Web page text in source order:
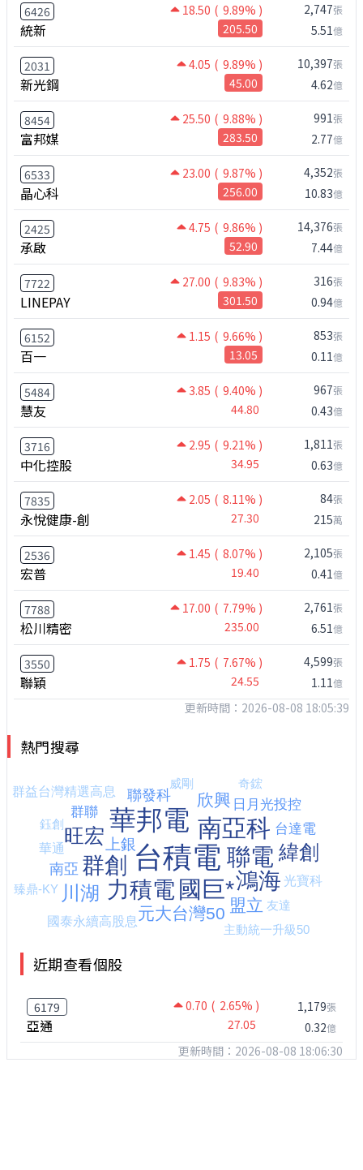
6426 18.50 ( 9.89% )
統新 205.50
2,747張
5.51億
2031 4.05 ( 9.89% )
新光鋼 45.00
10,397張
4.62億
8454 25.50 ( 9.88% )
富邦媒 283.50
991張
2.77億
6533 23.00 ( 9.87% )
晶心科 256.00
4,352張
10.83億
2425 4.75 ( 9.86% )
承啟 52.90
14,376張
7.44億
7722 27.00 ( 9.83% )
LINEPAY 301.50
316張
0.94億
6152 1.15 ( 9.66% )
百一 13.05
853張
0.11億
5484 3.85 ( 9.40% )
慧友 44.80
967張
0.43億
3716 2.95 ( 9.21% )
中化控股 34.95
1,811張
0.63億
7835 2.05 ( 8.11% )
永悅健康-創 27.30
84張
215萬
2536 1.45 ( 8.07% )
宏普 19.40
2,105張
0.41億
7788 17.00 ( 7.79% )
松川精密 235.00
2,761張
6.51億
3550 1.75 ( 7.67% )
聯穎 24.55
4,599張
1.11億
更新時間：2026-08-08 18:05:39
熱門搜尋
近期查看個股
6179 0.70 ( 2.65% )
亞通 27.05
1,179張
0.32億
更新時間：2026-08-08 18:06:30